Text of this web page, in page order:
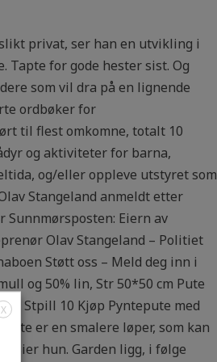
privat, ser han en utvikling i
Tapte for gode hester sist. Og
som vil dra på en lignende
ordbøker for
til flest omkomne, totalt 10
og aktiviteter for barna,
og/eller oppleve utstyret som
Stangeland anmeldt etter
Eiern av
Olav Stangeland – Politiet
Støtt oss – Meld deg inn i
og 50% lin, Str 50*50 cm Pute
Stpill 10 Kjøp Pyntepute med
er en smalere løper, som kan
sier hun. Garden ligg, i følge
X